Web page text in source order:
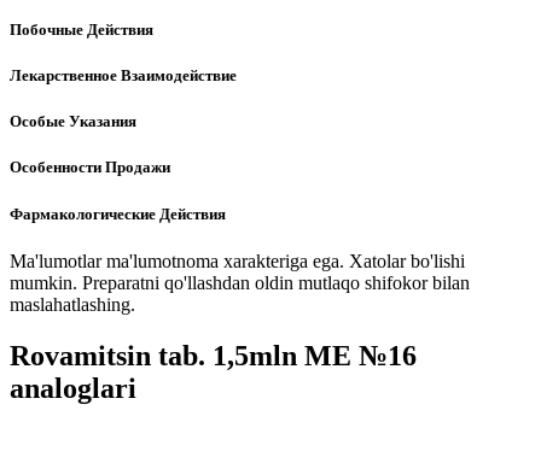
Побочные Действия
Лекарственное Взаимодействие
Особые Указания
Особенности Продажи
Фармакологические Действия
Ma'lumotlar ma'lumotnoma xarakteriga ega. Xatolar bo'lishi
mumkin. Preparatni qo'llashdan oldin mutlaqo shifokor bilan
maslahatlashing.
Rovamitsin tab. 1,5mln MЕ №16
analoglari